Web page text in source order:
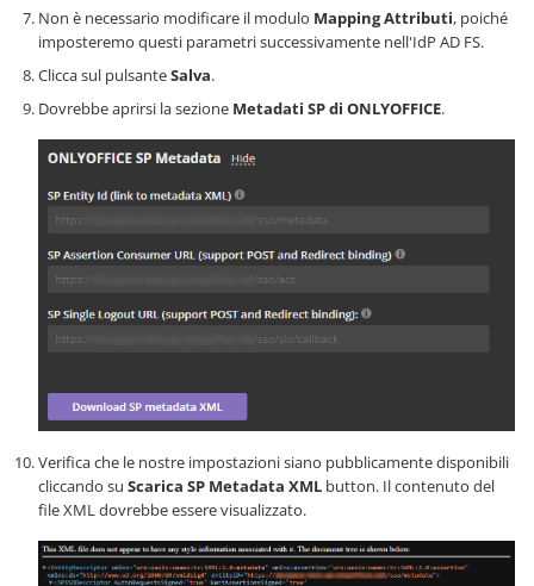
Non è necessario modificare il modulo Mapping Attributi, poiché
imposteremo questi parametri successivamente nell'IdP AD FS.
Clicca sul pulsanteSalva.
Dovrebbe aprirsi la sezione Metadati SP di ONLYOFFICE.
Verifica che le nostre impostazioni siano pubblicamente disponibili
cliccando su Scarica SP Metadata XML button. Il contenuto del
file XML dovrebbe essere visualizzato.